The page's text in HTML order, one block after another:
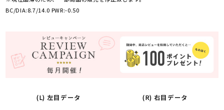
BC/DIA:8.7/14.0 PWR:-0.50
(L) 左目データ (R) 右目データ